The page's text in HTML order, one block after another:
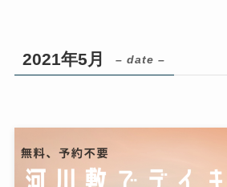
2021年5月 – date –